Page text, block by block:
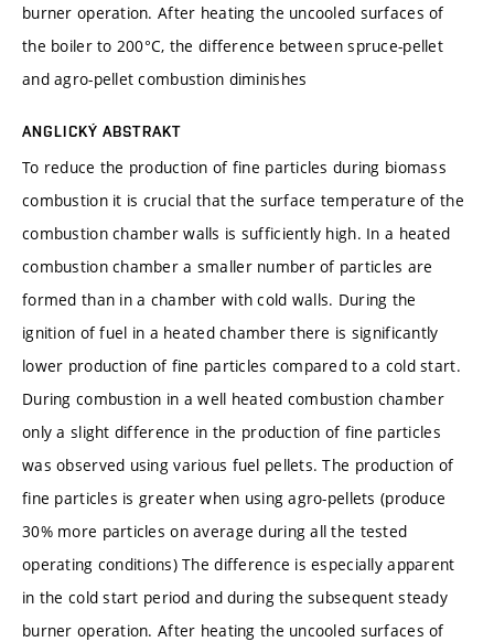
burner operation. After heating the uncooled surfaces of
the boiler to 200°C, the difference between spruce-pellet
and agro-pellet combustion diminishes
ANGLICKÝ ABSTRAKT
To reduce the production of fine particles during biomass
combustion it is crucial that the surface temperature of the
combustion chamber walls is sufficiently high. In a heated
combustion chamber a smaller number of particles are
formed than in a chamber with cold walls. During the
ignition of fuel in a heated chamber there is significantly
lower production of fine particles compared to a cold start.
During combustion in a well heated combustion chamber
only a slight difference in the production of fine particles
was observed using various fuel pellets. The production of
fine particles is greater when using agro-pellets (produce
30% more particles on average during all the tested
operating conditions) The difference is especially apparent
in the cold start period and during the subsequent steady
burner operation. After heating the uncooled surfaces of